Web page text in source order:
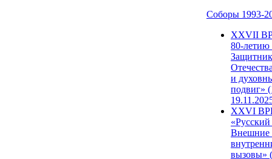
Соборы 1993-
ХХVII
80-
и
подвиг»
XXVI
Внешние
вызовы»